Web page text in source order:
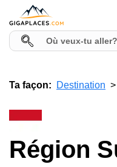
Ta façon: Destination
Région